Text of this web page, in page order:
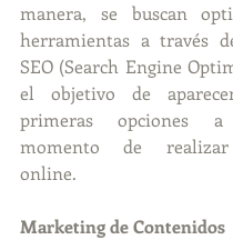
manera, se buscan
herramientas a través
SEO (Search Engine
el objetivo de
primeras opciones
momento de realizar
online.
Marketing de Contenidos